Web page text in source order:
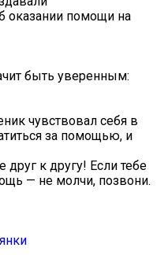
оказании помощи на
быть уверенным:
чувствовал себя в
за помощью, и
к другу! Если тебе
— не молчи, позвони.